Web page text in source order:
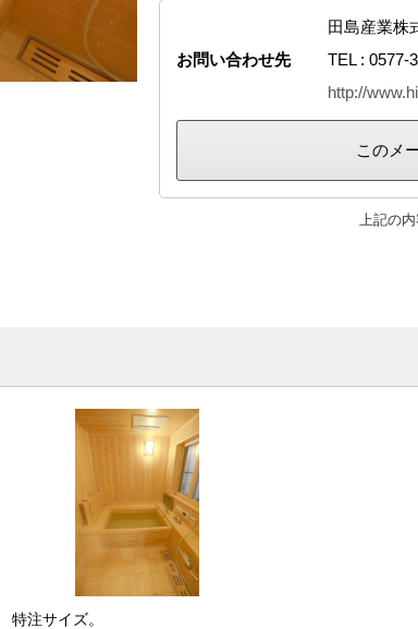
お問い合わせ先
田島産業株
TEL : 0577-
http://
このメ
上記の
特注サイズ。